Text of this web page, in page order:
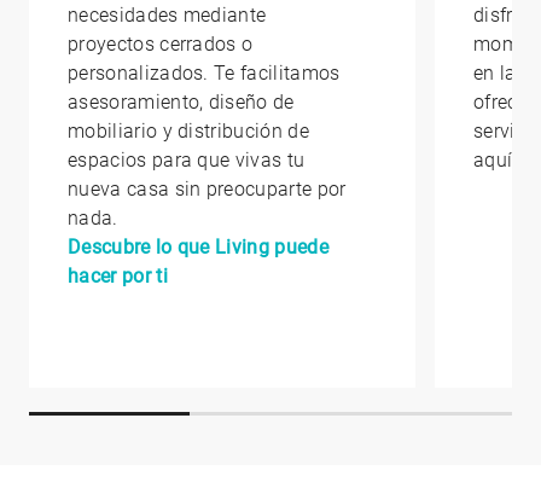
necesidades mediante
proyectos cerrados o
personalizados. Te facilitamos
asesoramiento, diseño de
mobiliario y distribución de
espacios para que vivas tu
nueva casa sin preocuparte por
nada.
Descubre lo que Living puede
hacer por ti
en la
aquí